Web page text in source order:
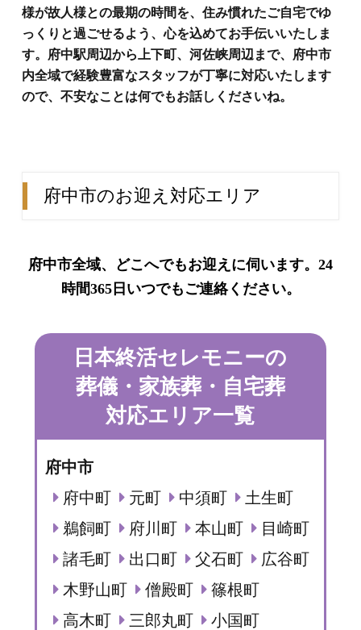
様が故人様との最期の時間を、住み慣れたご自宅でゆ
っくりと過ごせるよう、心を込めてお手伝いいたしま
す。府中駅周辺から上下町、河佐峡周辺まで、府中市
内全域で経験豊富なスタッフが丁寧に対応いたします
ので、不安なことは何でもお話しくださいね。
府中市のお迎え対応エリア
府中市全域、どこへでもお迎えに伺います。24
時間365日いつでもご連絡ください。
日本終活セレモニーの
葬儀・家族葬・自宅葬
対応エリア一覧
府中市
府中町
元町 中須町
土生町
鵜飼町
府川町 本山町
目崎町
諸毛町
出口町 父石町
広谷町
木野山町
僧殿町
篠根町
高木町
三郎丸町 小国町